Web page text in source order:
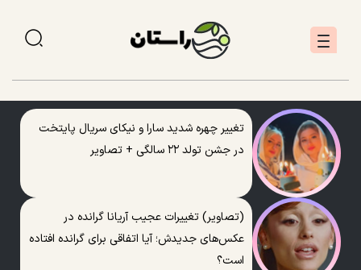
تغییر چهره شدید سارا و نیکای سریال پایتخت
در جشن تولد ۲۲ سالگی + تصاویر
(تصاویر) تغییرات عجیب آریانا گرانده در
عکس‌های جدیدش؛ آیا اتفاقی برای گرانده افتاده
است؟